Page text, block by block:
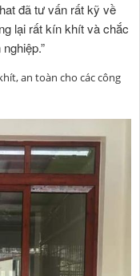
đã tư vấn rất kỹ về
lại rất kín khít và chắc
an toàn cho các công